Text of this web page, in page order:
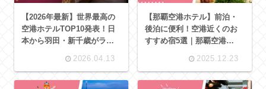
【2026年最新】世界最高の
空港ホテルTOP10発表！日
本から羽田・新千歳がラン
2026.04.13
【那覇空港ホテル】前泊・
後泊に便利！空港近くのお
すすめ宿5選｜那覇空港
2025.12.23